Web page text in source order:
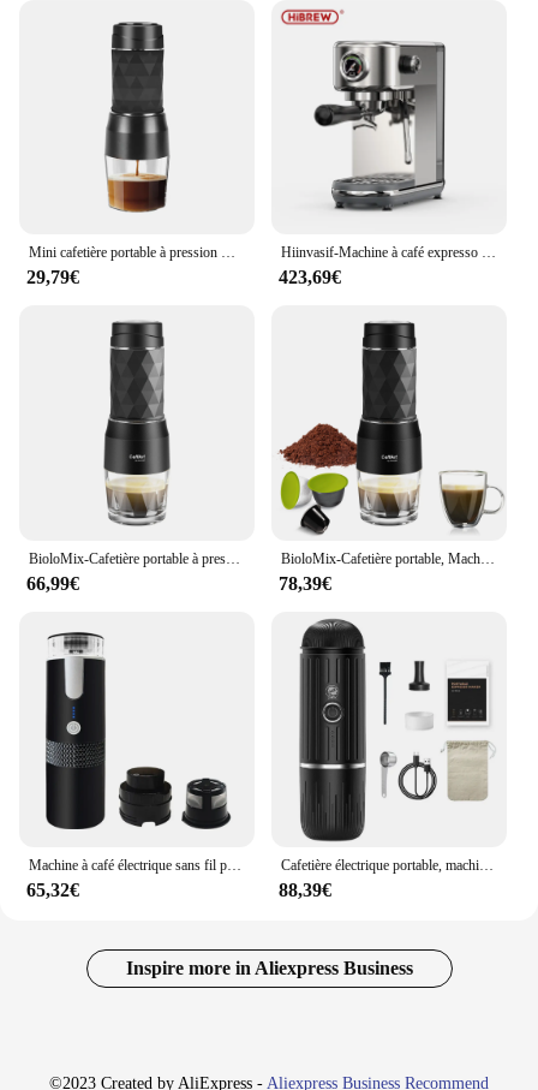
Mini cafetière portable à pression manuelle, cafetière expresso, cafetière moulue à capsules, portable pour les voyages et le pique-nique
29,79€
Hiinvasif-Machine à café expresso semi-automatique, cafetière super fine, température réglable, froid et chaud, cappuccino, W 20bar, H10B
423,69€
BioloMix-Cafetière portable à pression manuelle, cafetière moulue, machine à expresso, capsule, brasseur, portable, voyage, pique-nique
66,99€
BioloMix-Cafetière portable, Machine à expresso, Presse à main, Capsule, Cafetière moulue, Portable, Voyage, Pique-nique
78,39€
Machine à café électrique sans fil portable, batterie intégrée, aste, extérieur, voyage, voiture, maison, entièrement automatique
65,32€
Cafetière électrique portable, machine à expresso, compatible avec les capsules et le café moulu, cafetière de voyage pour le camping et les voyages
88,39€
Inspire more in Aliexpress Business
©2023 Created by AliExpress - Aliexpress Business Recommend